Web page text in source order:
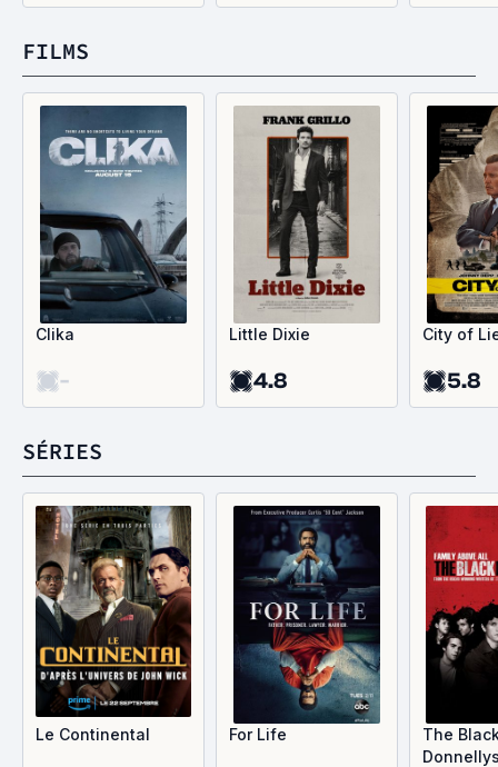
FILMS
Clika
-
Little Dixie
4.8
City of
5.8
SÉRIES
Le Continental For Life
The